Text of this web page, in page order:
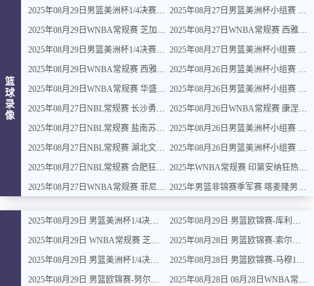
篮
球
录
像
2025年08月29日男篮美洲杯1/4决赛上半区 加拿大男篮 - 哥伦比亚男篮 全场录像
2025年08月29日WNBA常规赛 芝加哥天空 - 菲尼克斯水星 全场录像
2025年08月29日男篮美洲杯1/4决赛上半区 波多黎各男篮 - 阿根廷男篮 全场录像
2025年08月29日WNBA常规赛 西雅图风暴 - 明尼苏达山猫 全场录像
2025年08月29日WNBA常规赛 华盛顿神秘人 - 纽约自由人 全场录像
2025年08月27日NBL常规赛 长沙勇胜 - 江西鲸裕清酒 全场录像
2025年08月27日NBL常规赛 盐南苏科雄狮 - 香港金牛 全场录像
2025年08月27日NBL常规赛 湖北文旅 - 广西威壮 全场录像
2025年08月27日NBL常规赛 合肥狂风峻茂 - 石家庄翔蓝 全场录像
2025年08月27日WNBA常规赛 菲尼克斯水星 - 洛杉矶火花 全场录像
2025年08月27日男篮美洲杯小组赛 美国男篮 - 巴西男篮 全场录像
2025年08月27日WNBA常规赛 西雅图风暴 - 印第安纳狂热 全场录像
2025年08月27日男篮美洲杯小组赛 乌拉圭男篮 - 巴哈马男篮 全场录像
2025年08月26日男篮美洲杯小组赛 加拿大男篮 - 波多黎各男篮 全场录像
2025年08月26日男篮美洲杯小组赛 多米尼加男篮 - 尼加拉瓜男篮 全场录像
2025年08月26日WNBA常规赛 康涅狄格太阳 - 纽约自由人 全场录像
2025年08月26日男篮美洲杯小组赛 阿根廷男篮 - 哥伦比亚男篮 全场录像
2025年08月26日男篮美洲杯小组赛 巴拿马男篮 - 委内瑞拉男篮 全场录像
2025年WNBA常规赛 印第安纳狂热 - 明尼苏达山猫 全场录像
2025年男篮非锦赛季军赛 喀麦隆男篮 - 塞内加尔男篮 全场录像
2025年08月29日 男篮美洲杯1/4决赛上半区 加拿大男篮 94 - 56 哥伦比亚男篮 全场集锦
2025年08月29日 WNBA常规赛 芝加哥天空 79 - 83 菲尼克斯水星 全场集锦
2025年08月29日 男篮美洲杯1/4决赛上半区 波多黎各男篮 77 - 82 阿根廷男篮 全场集锦
2025年08月29日 男篮欧锦赛-努尔基奇18+6 西米齐斯22+6 波黑大胜塞浦路斯
2025年08月29日 男篮欧锦赛-库利巴利12+7 里萨谢10分 法国5人上双大胜比利时
2025年08月28日 男篮欧锦赛-索尔金31+5 阿夫迪亚20+9 以色列轻取冰岛
2025年08月28日 男篮欧锦赛-马穆19+7+6 阿尔达马15中5 格鲁吉亚拿下西班牙
2025年08月28日 08月28日WNBA常规赛 康涅狄格太阳101-95达拉斯飞翼 全场集锦